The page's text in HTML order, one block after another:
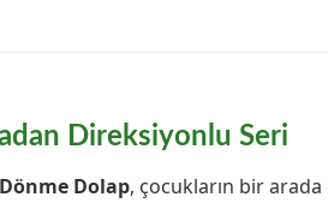
Direksiyonlu Seri
Dolap, çocukların bir